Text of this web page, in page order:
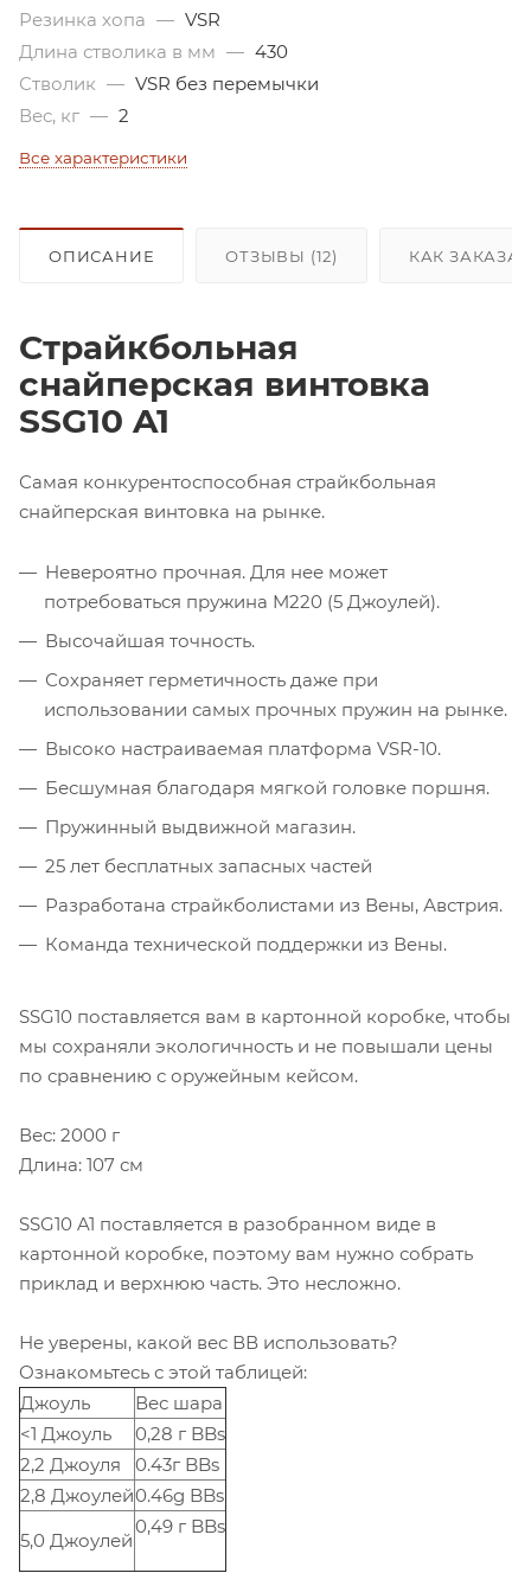
Резинка хопа — VSR
Длина стволика в мм — 430
Стволик — VSR без перемычки
Вес, кг — 2
Все характеристики
ОПИСАНИЕ ОТЗЫВЫ (12) КАК
Страйкбольная
снайперская винтовка
SSG10 A1
Самая конкурентоспособная страйкбольная
снайперская винтовка на рынке.
Невероятно прочная. Для нее может
потребоваться пружина M220 (5 Джоулей).
Высочайшая точность.
Сохраняет герметичность даже при
использовании самых прочных пружин на рынке.
Высоко настраиваемая платформа VSR-10.
Бесшумная благодаря мягкой головке поршня.
Пружинный выдвижной магазин.
25 лет бесплатных запасных частей
Разработана страйкболистами из Вены, Австрия.
Команда технической поддержки из Вены.
SSG10 поставляется вам в картонной коробке, чтобы
мы сохраняли экологичность и не повышали цены
по сравнению с оружейным кейсом.
Вес: 2000 г
Длина: 107 см
SSG10 A1 поставляется в разобранном виде в
картонной коробке, поэтому вам нужно собрать
приклад и верхнюю часть. Это несложно.
Не уверены, какой вес ВВ использовать?
Ознакомьтесь с этой таблицей:
Джоуль
Вес шара
<1 Джоуль
0,28 г BBs
2,2 Джоуля
0.43г BBs
2,8 Джоулей0.46g BBs
5,0 Джоулей
0,49 г BBs